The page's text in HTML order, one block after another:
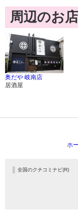
周辺のお
奥だや 岐南店
居酒屋
ホ
全国のクチコミナビ(R)